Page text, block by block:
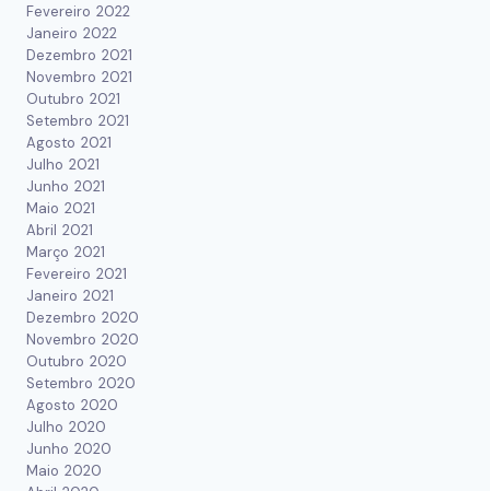
Fevereiro 2022
Janeiro 2022
Dezembro 2021
Novembro 2021
Outubro 2021
Setembro 2021
Agosto 2021
Julho 2021
Junho 2021
Maio 2021
Abril 2021
Março 2021
Fevereiro 2021
Janeiro 2021
Dezembro 2020
Novembro 2020
Outubro 2020
Setembro 2020
Agosto 2020
Julho 2020
Junho 2020
Maio 2020